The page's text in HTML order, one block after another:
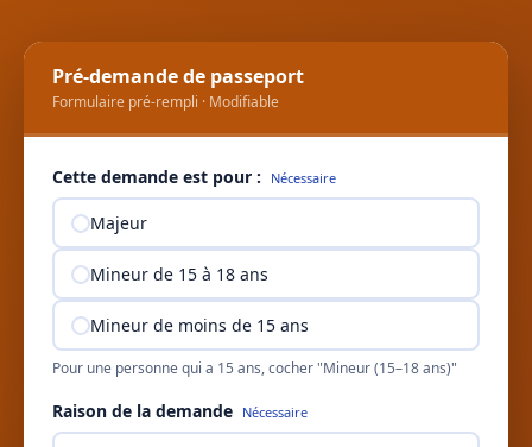
Pré-demande de passeport
Formulaire pré-rempli · Modifiable
Cette demande est pour : Nécessaire
Majeur
Mineur de 15 à 18 ans
Mineur de moins de 15 ans
Pour une personne qui a 15 ans, cocher "Mineur (15–18 ans)"
Raison de la demande Nécessaire